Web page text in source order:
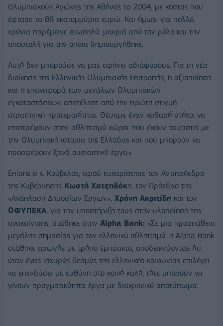
Ολυμπιακούς Αγώνες της Αθήνας το 2004, με κόστος που
έφτασε τα 88 εκατομμύρια ευρώ. Και όμως, για πολλά
χρόνια παρέμεινε σιωπηλό, μακριά από τον ρόλο και την
αποστολή για την οποία δημιουργήθηκε.
Αυτό δεν μπορούσε να μας αφήνει αδιάφορους. Για τη νέα
διοίκηση της Ελληνικής Ολυμπιακής Επιτροπής, η αξιοποίηση
και η επαναφορά των μεγάλων Ολυμπιακών
εγκαταστάσεων αποτέλεσε από την πρώτη στιγμή
στρατηγική προτεραιότητα. Θέσαμε έναν καθαρό στόχο: να
επιστρέψουν στον αθλητισμό χώροι που έχουν ταυτιστεί με
την Ολυμπιακή ιστορία της Ελλάδας και που μπορούν να
προσφέρουν ξανά ουσιαστικό έργο.»
Επίσης ο κ. Κούβελος, αφού ευχαρίστησε τον Αντιπρόεδρο
της Κυβέρνησης Κωστή Χατζηδάκη, τον Πρόεδρο της
«Ανάπλαση Δημοσίων Έργων», Χρόνη Ακριτίδη και τον
ΟΦΥΠΕΚΑ, για την υποστήριξη τους στην υλοποίηση της
ανακαίνισης, στάθηκε στην Alpha Bank: «Σε μια προσπάθεια
μεγάλης σημασίας για τον ελληνικό αθλητισμό, η Alpha Bank
στάθηκε αρωγός με τρόπο έμπρακτο, αποδεικνύοντας ότι
όταν ένας ισχυρός θεσμός της ελληνικής κοινωνίας επιλέγει
να επενδύσει με ευθύνη στο κοινό καλό, τότε μπορούν να
γίνουν πραγματικότητα έργα με διαχρονικό αποτύπωμα.